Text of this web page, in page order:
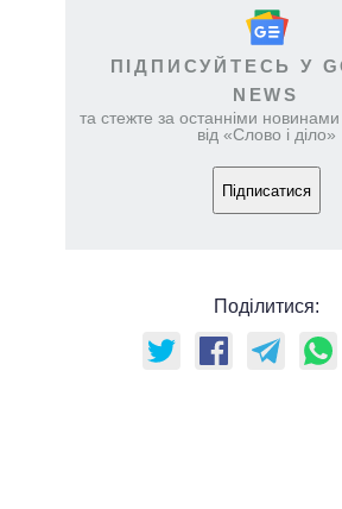
ПІДПИСУЙТЕСЬ У
NEWS
та стежте за останніми
від «Слово і діло»
Підписатися
Поділитися: